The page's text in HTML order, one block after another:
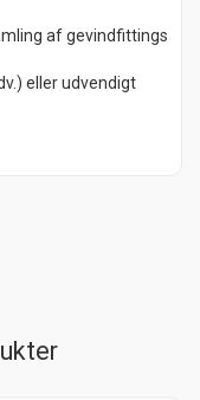
af gevindfittings
eller udvendigt